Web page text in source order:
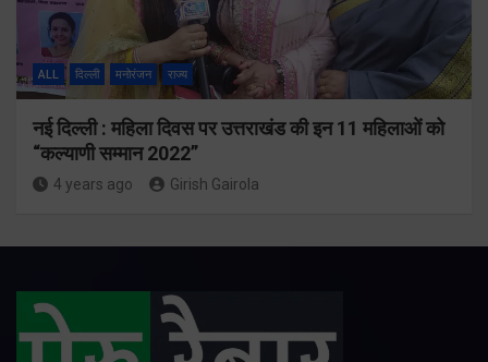
ALL दिल्ली मनोरंजन राज्य
नई दिल्ली : महिला दिवस पर उत्तराखंड की इन 11 महिलाओं को
“कल्याणी सम्मान 2022”
4 years ago Girish Gairola